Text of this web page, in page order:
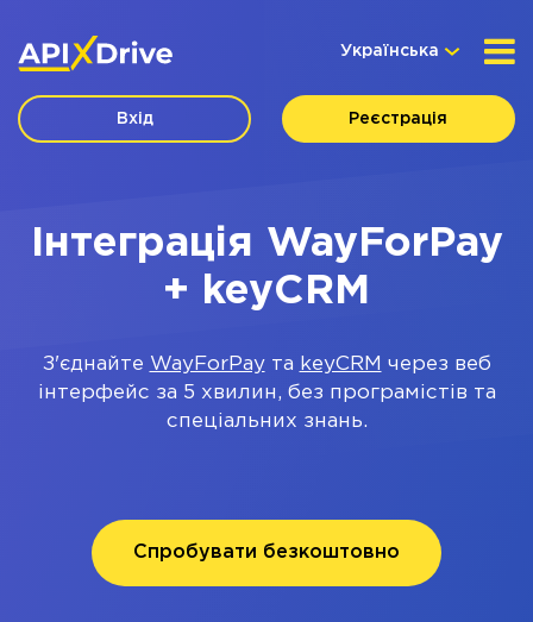
Українська
Вхід Реєстрація
Інтеграція WayForPay
+ keyCRM
З'єднайте WayForPayта keyCRM через веб
інтерфейс за 5 хвилин, без програмістів та
спеціальних знань.
Спробувати безкоштовно